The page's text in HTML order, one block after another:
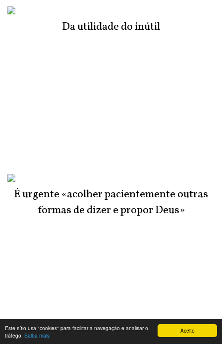
Aceito
Este sítio usa "cookies" para facilitar a navegação e analisar o
tráfego. Saiba mais
Da utilidade do inútil
É urgente «acolher pacientemente outras
formas de dizer e propor Deus»